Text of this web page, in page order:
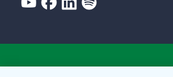
Valstybinė mokesčių inspekcija